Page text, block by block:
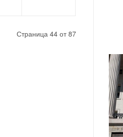
Страница 44 от 87